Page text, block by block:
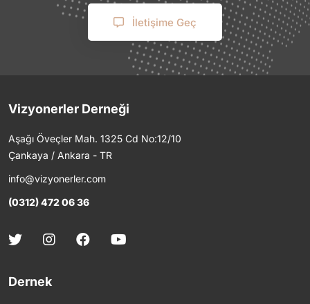
İletişime Geç
Vizyonerler Derneği
Aşağı Öveçler Mah. 1325 Cd No:12/10
Çankaya / Ankara - TR
info@vizyonerler.com
(0312) 472 06 36
Dernek